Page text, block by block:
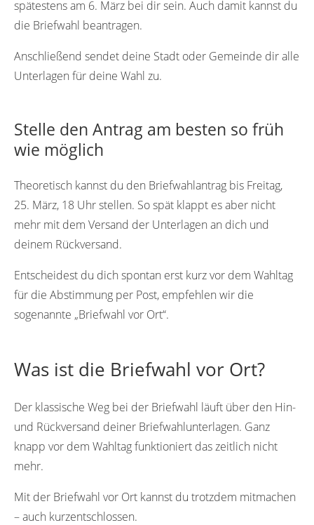
spätestens am 6. März bei dir sein. Auch damit kannst du
die Briefwahl beantragen.
Anschließend sendet deine Stadt oder Gemeinde dir alle
Unterlagen für deine Wahl zu.
Stelle den Antrag am besten so früh
wie möglich
Theoretisch kannst du den Briefwahlantrag bis Freitag,
25. März, 18 Uhr stellen. So spät klappt es aber nicht
mehr mit dem Versand der Unterlagen an dich und
deinem Rückversand.
Entscheidest du dich spontan erst kurz vor dem Wahltag
für die Abstimmung per Post, empfehlen wir die
sogenannte „Briefwahl vor Ort“.
Was ist die Briefwahl vor Ort?
Der klassische Weg bei der Briefwahl läuft über den Hin-
und Rückversand deiner Briefwahlunterlagen. Ganz
knapp vor dem Wahltag funktioniert das zeitlich nicht
mehr.
Mit der Briefwahl vor Ort kannst du trotzdem mitmachen
– auch kurzentschlossen.